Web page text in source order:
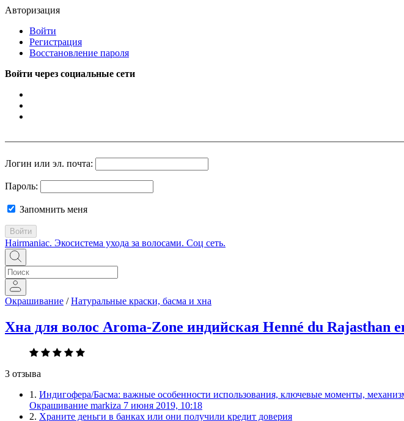
Авторизация
Войти
Регистрация
Восстановление пароля
Войти через социальные сети
Логин или эл. почта:
Пароль:
Запомнить меня
Войти
Hairmaniac. Экосистема ухода за волосами. Соц сеть.
Окрашивание /Натуральные краски, басма и хна
Хна для волос Aroma-Zone индийская Henné du Rajasthan
3 отзыва
1. Индигофера/Басма: важные особенности использования, ключевые моменты,
Окрашивание markiza 7 июня 2019, 10:18
2. Храните деньги в банках или они получили кредит доверия